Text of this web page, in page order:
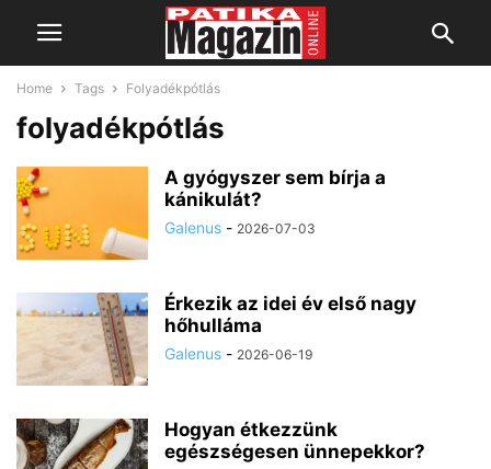
Home Tags Folyadékpótlás
folyadékpótlás
A gyógyszer sem bírja a
kánikulát?
Galenus - 2026-07-03
Érkezik az idei év első nagy
hőhulláma
Galenus - 2026-06-19
Hogyan étkezzünk
egészségesen ünnepekkor?